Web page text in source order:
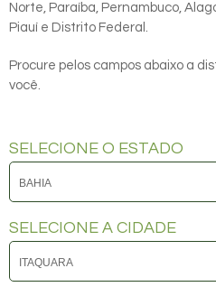
Norte, Paraíba, Pernambuco,
Piauí e Distrito Federal.
Procure pelos campos abaixo a
você.
SELECIONE O ESTADO
SELECIONE A CIDADE